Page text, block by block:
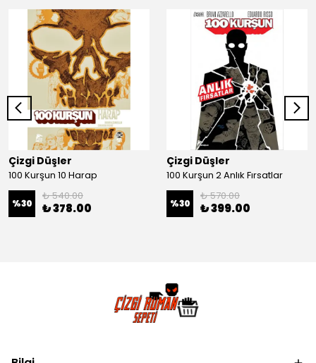
Çizgi Düşler
100 Kurşun 10 Harap
%30
₺ 540.00
₺ 378.00
Çizgi Düşler
100 Kurşun 2 Anlık Fırsatlar
%30
₺ 570.00
₺ 399.00